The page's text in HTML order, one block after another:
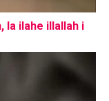
la ilahe illallah i